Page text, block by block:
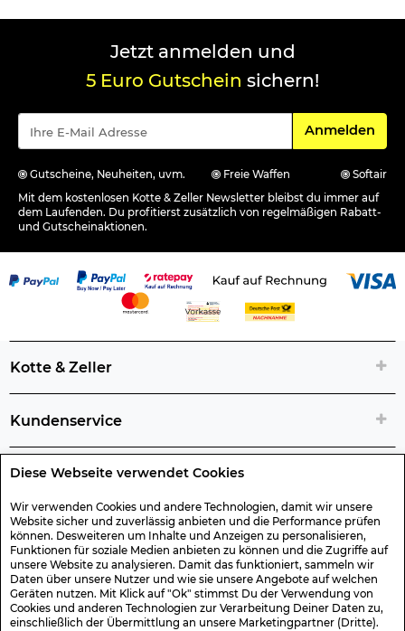
Diese Webseite verwendet Cookies
Wir verwenden Cookies und andere Technologien, damit wir unsere
Website sicher und zuverlässig anbieten und die Performance prüfen
können. Desweiteren um Inhalte und Anzeigen zu personalisieren,
Funktionen für soziale Medien anbieten zu können und die Zugriffe auf
unsere Website zu analysieren. Damit das funktioniert, sammeln wir
Daten über unsere Nutzer und wie sie unsere Angebote auf welchen
Geräten nutzen. Mit Klick auf "Ok" stimmst Du der Verwendung von
Cookies und anderen Technologien zur Verarbeitung Deiner Daten zu,
einschließlich der Übermittlung an unsere Marketingpartner (Dritte).
Jetzt anmelden und
5 Euro Gutschein sichern!
Für den
Anmelden
Gutscheine, Neuheiten, uvm. Freie Waffen
Softair
Mit dem kostenlosen Kotte & Zeller Newsletter bleibst du immer auf
dem Laufenden. Du profitierst zusätzlich von regelmäßigen Rabatt-
und Gutscheinaktionen.
Kotte & Zeller
Kundenservice
Rechtliche Artikelinfos
Geschenk-Gutscheine
Versand & Rücksendung